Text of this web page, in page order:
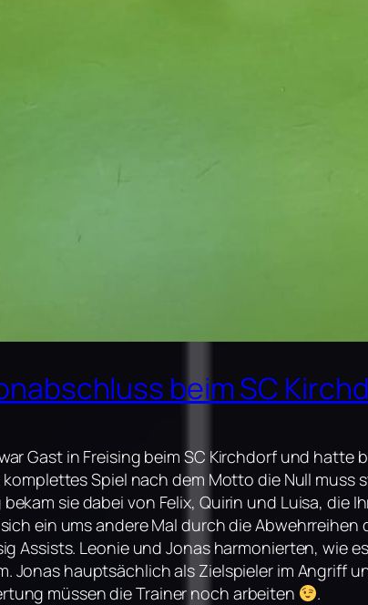
beim SC
Gast in Freising beim SC Kirchdorf und hatte
komplettes Spiel nach dem Motto die Null muss
sie dabei von Felix, Quirin und Luisa, die
ein ums andere Mal durch die
Assists. Leonie und Jonas harmonierten, wie
Jonas hauptsächlich als Zielspieler im Angriff
müssen die Trainer noch arbeiten
.